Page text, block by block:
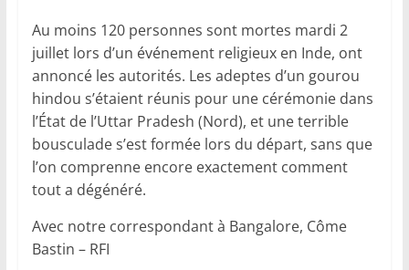
Au moins 120 personnes sont mortes mardi 2
juillet lors d’un événement religieux en Inde, ont
annoncé les autorités. Les adeptes d’un gourou
hindou s’étaient réunis pour une cérémonie dans
l’État de l’Uttar Pradesh (Nord), et une terrible
bousculade s’est formée lors du départ, sans que
l’on comprenne encore exactement comment
tout a dégénéré.
Avec notre correspondant à Bangalore, Côme
Bastin – RFI